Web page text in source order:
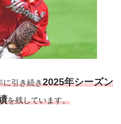
に引き続き2025年シーズン
を残しています。